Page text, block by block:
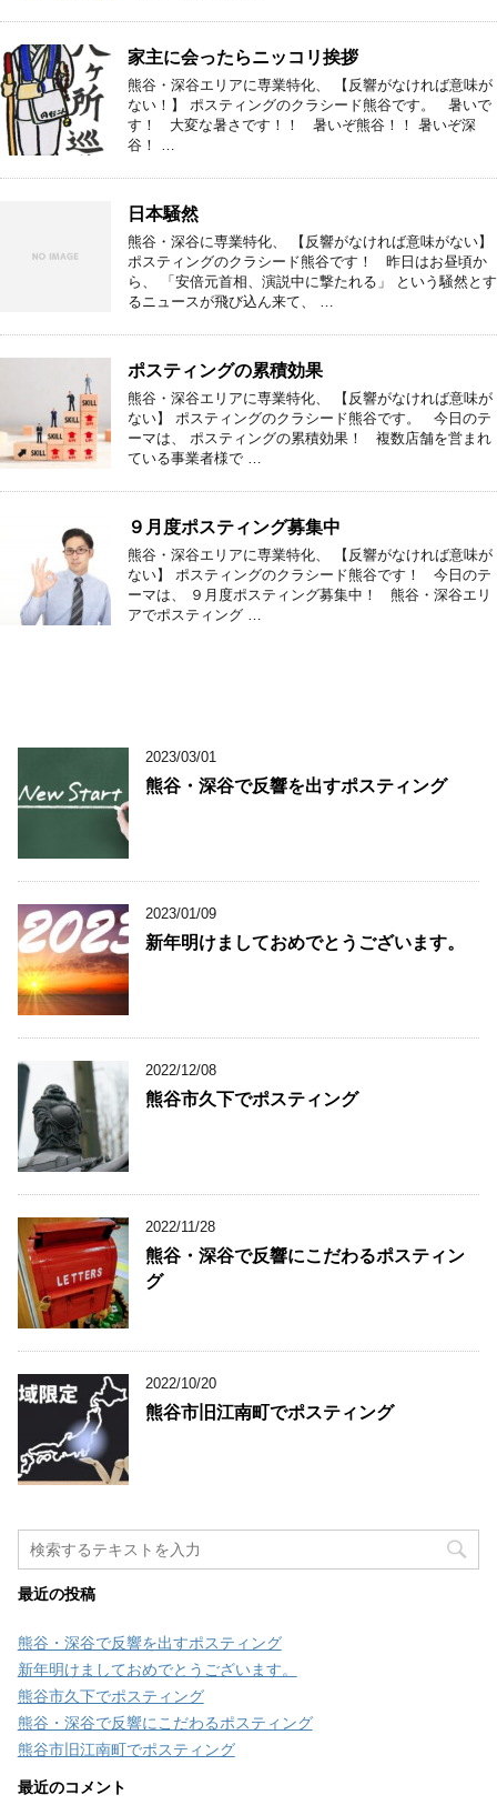
家主に会ったらニッコリ挨拶
熊谷・深谷エリアに専業特化、 【反響がなければ意味が
ない！】 ポスティングのクラシード熊谷です。 暑いで
す！ 大変な暑さです！！ 暑いぞ熊谷！！ 暑いぞ深
谷！ …
日本騒然
熊谷・深谷に専業特化、 【反響がなければ意味がない】
ポスティングのクラシード熊谷です！ 昨日はお昼頃か
ら、 「安倍元首相、演説中に撃たれる」 という騒然とす
るニュースが飛び込ん来て、 …
ポスティングの累積効果
熊谷・深谷エリアに専業特化、 【反響がなければ意味が
ない】 ポスティングのクラシード熊谷です。 今日のテ
ーマは、 ポスティングの累積効果！ 複数店舗を営まれ
ている事業者様で …
９月度ポスティング募集中
熊谷・深谷エリアに専業特化、 【反響がなければ意味が
ない】 ポスティングのクラシード熊谷です！ 今日のテ
ーマは、 ９月度ポスティング募集中！ 熊谷・深谷エリ
アでポスティング …
2023/03/01
熊谷・深谷で反響を出すポスティング
2023/01/09
新年明けましておめでとうございます。
2022/12/08
熊谷市久下でポスティング
2022/11/28
熊谷・深谷で反響にこだわるポスティン
グ
2022/10/20
熊谷市旧江南町でポスティング
最近の投稿
熊谷・深谷で反響を出すポスティング
新年明けましておめでとうございます。
熊谷市久下でポスティング
熊谷・深谷で反響にこだわるポスティング
熊谷市旧江南町でポスティング
最近のコメント